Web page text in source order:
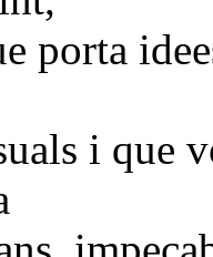
porta
i que